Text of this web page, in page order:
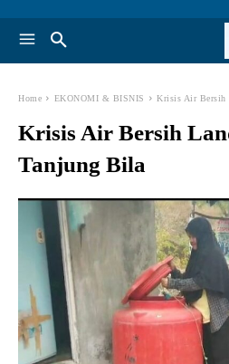
Home EKONOMI & BISNIS Krisis Air Bersih
Krisis Air Bersih
Tanjung Bila